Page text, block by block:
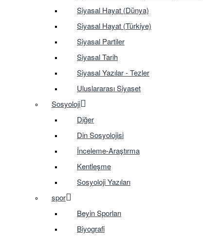
Siyasal Hayat (Dünya)
Siyasal Hayat (Türkiye)
Siyasal Partiler
Siyasal Tarih
Siyasal Yazılar - Tezler
Uluslararası Siyaset
Sosyoloji
Diğer
Din Sosyolojisi
İnceleme-Araştırma
Kentleşme
Sosyoloji Yazıları
spor
Beyin Sporları
Biyografi